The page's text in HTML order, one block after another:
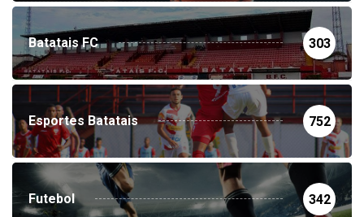
Batatais FC 303
Esportes Batatais 752
Futebol 342